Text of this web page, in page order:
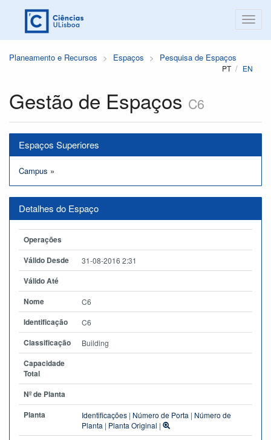
Planeamento e Recursos Espaços Pesquisa de Espaços
PT EN
Gestão de Espaços C6
Espaços Superiores
Campus »
Detalhes do Espaço
Operações
Válido Desde
31-08-2016 2:31
Válido Até
Nome
C6
Identificação C6
Classificação Building
Capacidade
Total
Nº de Planta
Planta
Identificações | Número de Porta | Número de
Planta | Planta Original |